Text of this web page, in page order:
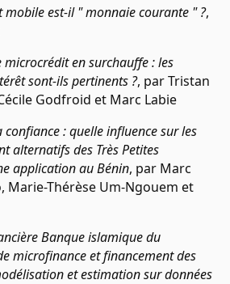
mobile est-il " monnaie courante " ?,
en surchauffe : les
sont-ils pertinents ?, par Tristan
Godfroid et Marc Labie
confiance : quelle influence sur les
alternatifs des Très Petites
application au Bénin, par Marc
Marie-Thérèse Um-Ngouem et
Banque islamique du
microfinance et financement des
et estimation sur données